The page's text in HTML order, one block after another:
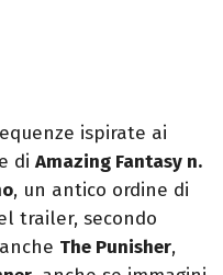
ispirate ai
di Amazing Fantasy n.
, un antico ordine di
trailer, secondo
The Punisher,